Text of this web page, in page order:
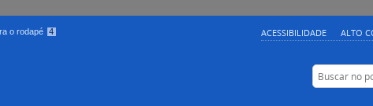
o rodapé 4 ACESSIBILIDADE ALTO
Buscar no portal